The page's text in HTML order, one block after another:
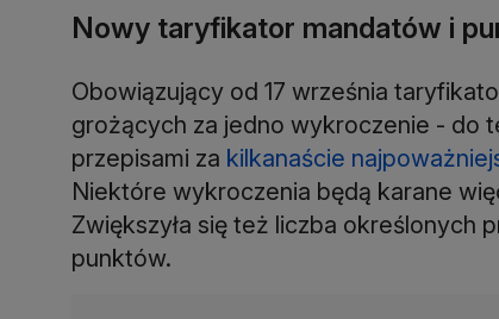
Nowy taryfikator mandatów i
Obowiązujący od 17 września
grożących za jedno wykroczenie - do
przepisami za kilkanaście
Niektóre wykroczenia będą karane
Zwiększyła się też liczba określonych
punktów.